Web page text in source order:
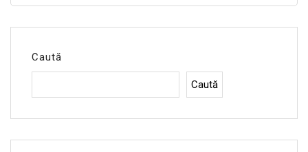
Caută
Caută